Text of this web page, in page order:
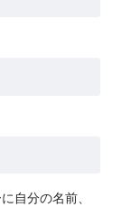
自分の名前、